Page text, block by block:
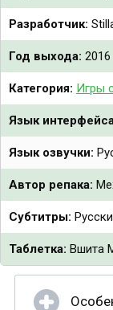
Разработчик:
Год выхода: 2016
Категория: Игры
Язык
Язык озвучки:
Автор репака:
Субтитры:
Таблетка: Вшита